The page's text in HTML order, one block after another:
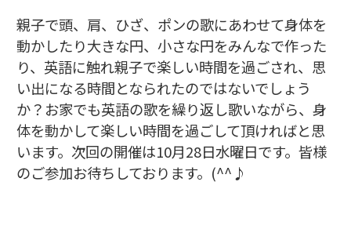
親子で頭、肩、ひざ、ポンの歌にあわせて身体を
動かしたり大きな円、小さな円をみんなで作った
り、英語に触れ親子で楽しい時間を過ごされ、思
い出になる時間となられたのではないでしょう
か？お家でも英語の歌を繰り返し歌いながら、身
体を動かして楽しい時間を過ごして頂ければと思
います。次回の開催は10月28日水曜日です。皆様
のご参加お待ちしております。(^^♪